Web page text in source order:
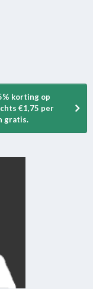
korting op
€1,75 per
gratis.